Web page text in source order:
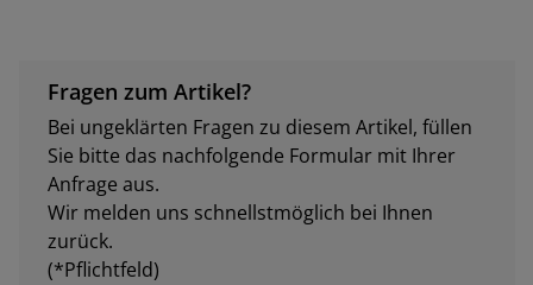
Fragen zum Artikel?
Bei ungeklärten Fragen zu diesem Artikel, füllen
Sie bitte das nachfolgende Formular mit Ihrer
Anfrage aus.
Wir melden uns schnellstmöglich bei Ihnen
zurück.
(*Pflichtfeld)